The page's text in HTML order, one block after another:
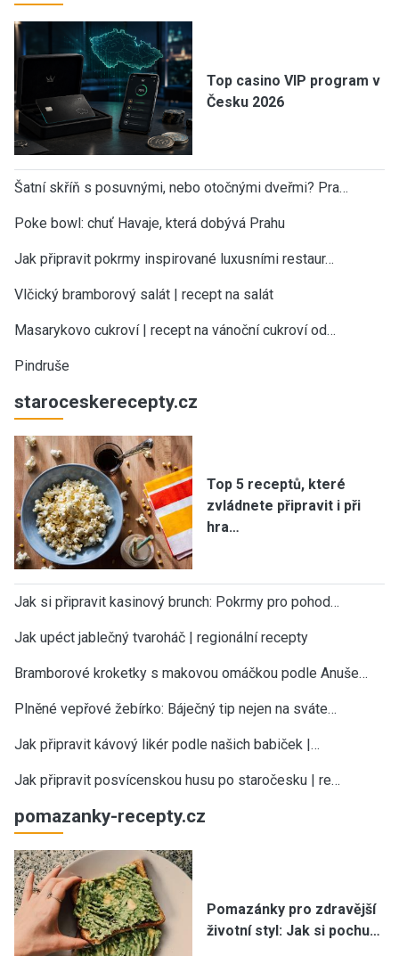
Top casino VIP program v
Česku 2026
Šatní skříň s posuvnými, nebo otočnými dveřmi? Pra…
Poke bowl: chuť Havaje, která dobývá Prahu
Jak připravit pokrmy inspirované luxusními restaur…
Vlčický bramborový salát | recept na salát
Masarykovo cukroví | recept na vánoční cukroví od…
Pindruše
staroceskerecepty.cz
Top 5 receptů, které
zvládnete připravit i při
hra…
Jak si připravit kasinový brunch: Pokrmy pro pohod…
Jak upéct jablečný tvaroháč | regionální recepty
Bramborové kroketky s makovou omáčkou podle Anuše…
Plněné vepřové žebírko: Báječný tip nejen na sváte…
Jak připravit kávový likér podle našich babiček |…
Jak připravit posvícenskou husu po staročesku | re…
pomazanky-recepty.cz
Pomazánky pro zdravější
životní styl: Jak si pochu…